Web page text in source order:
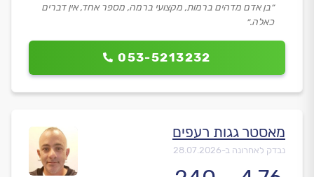
053-5213232
״בן אדם מדהים ברמות, מקצועי ברמה, מספר אחד, אין דברים
כאלה.״
מאסטר גגות רעפים
נבדק לאחרונה ב-28.07.2026